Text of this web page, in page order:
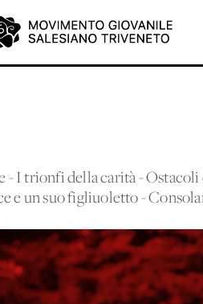
I trionfi della carità - Ostacoli
e un suo figliuoletto -